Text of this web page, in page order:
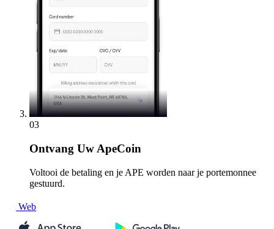
03
Ontvang Uw ApeCoin
Voltooi de betaling en je APE worden naar je portemonnee
gestuurd.
Web